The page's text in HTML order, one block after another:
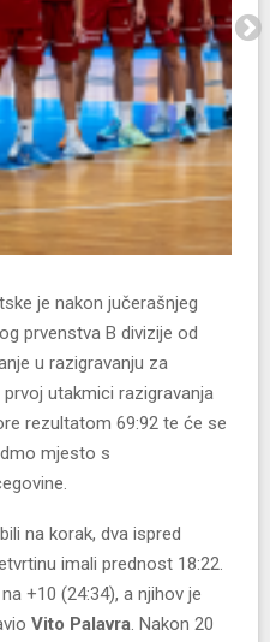
je nakon jučerašnjeg
prvenstva B divizije od
u razigravanju za
utakmici razigravanja
rezultatom 69:92 te će se
mjesto s
na korak, dva ispred
imali prednost 18:22.
+10 (24:34), a njihov je
Vito Palavra. Nakon 20